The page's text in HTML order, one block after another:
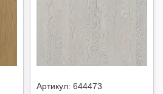
Артикул: 644473